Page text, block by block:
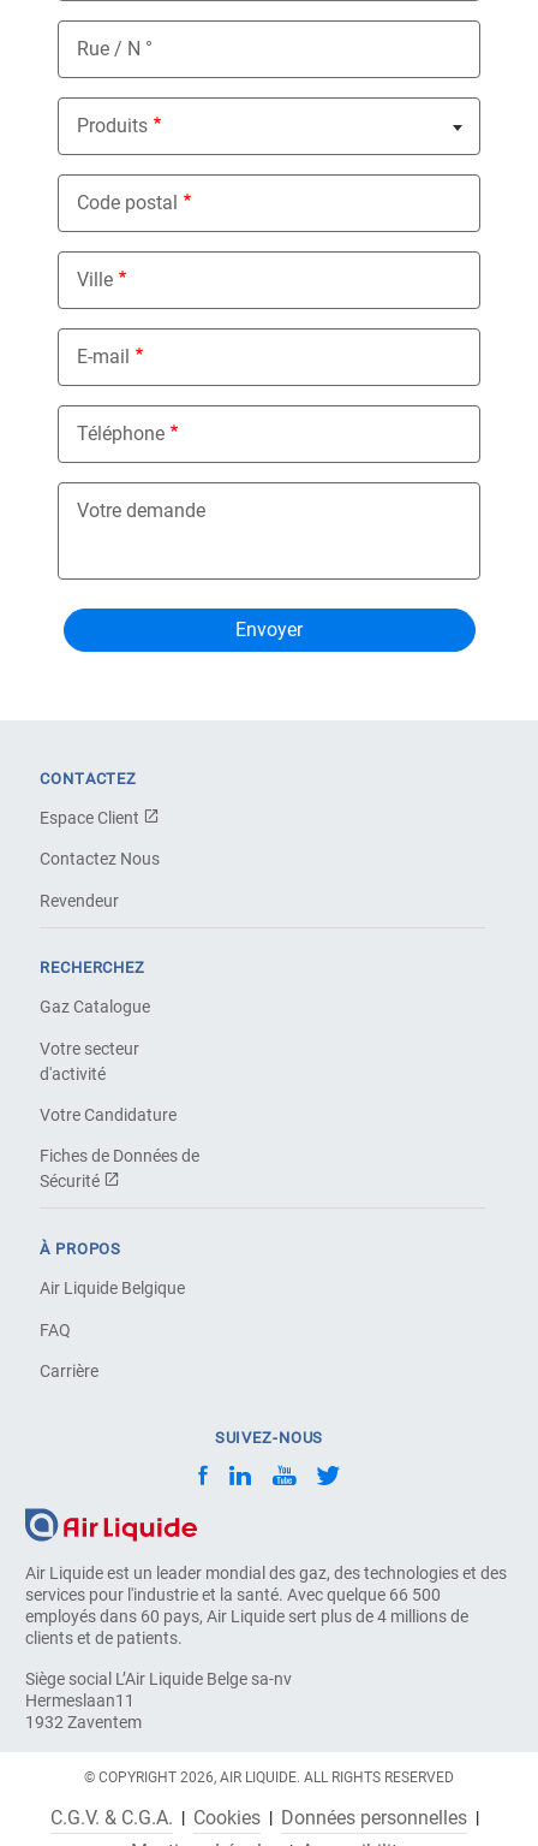
Rue / N °
Produits
Nothing selected
Code postal
Ville
E-mail
Téléphone
Votre demande
Air Liquide est un leader mondial des gaz, des technologies et des
services pour l'industrie et la santé. Avec quelque 66 500
employés dans 60 pays, Air Liquide sert plus de 4 millions de
clients et de patients.
Siège social L’Air Liquide Belge sa-nv
Hermeslaan11
1932 Zaventem
CONTACTEZ
Espace Client
Contactez Nous
Revendeur
RECHERCHEZ
Gaz Catalogue
Votre secteur
d'activité
Votre Candidature
Fiches de Données de
Sécurité
À PROPOS
Air Liquide Belgique
FAQ
Carrière
SUIVEZ-NOUS
© COPYRIGHT 2026, AIR LIQUIDE. ALL RIGHTS RESERVED
C.G.V. & C.G.A. Cookies
Données personnelles